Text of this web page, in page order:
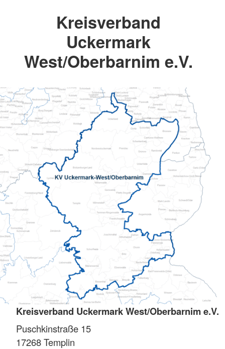
Kreisverband
Uckermark
West/Oberbarnim e.V.
Kreisverband Uckermark West/Oberbarnim e.V.
Puschkinstraße 15
17268Templin